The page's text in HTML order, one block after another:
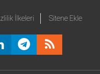
İlkeleri Sitene Ekle